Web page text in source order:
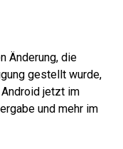
Änderung, die
gestellt wurde,
jetzt im
und mehr im